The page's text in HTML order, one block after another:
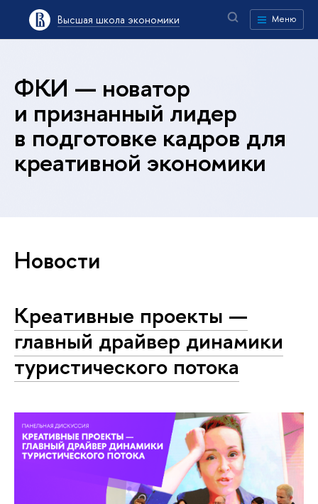
Высшая школа экономики Меню
ФКИ — новатор
и признанный лидер
в подготовке кадров для
креативной экономики
Новости
Креативные проекты —
главный драйвер динамики
туристического потока